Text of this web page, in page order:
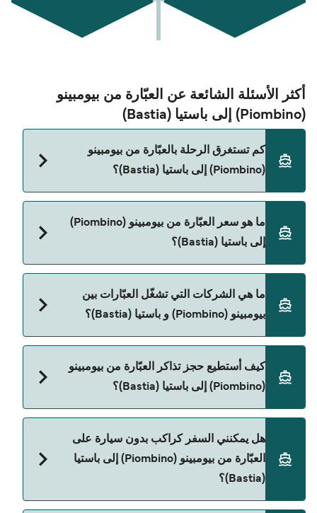
أكثر الأسئلة الشائعة عن العبّارة من بيومبينو
(Piombino) إلى باستيا (Bastia)
كم تستغرق الرحلة بالعبّارة من بيومبينو
(Piombino) إلى باستيا (Bastia)؟
(Bastia) تقريباً 4 ساعات 5 دقائق. مدة الإبحار ممكن
تختلف حسب الموسم والشركة، لذلك ننصحك بمراجعة
الأوقات المباشرة باستخدام Direct Ferries Deal
ما هو سعر العبّارة من بيومبينو (Piombino)
إلى باستيا (Bastia)؟
يختلف حسب الموسم. متوسط سعر الرحلة هو 1٬172٫35
ما هي الشركات التي تشغّل العبّارات بين
بيومبينو (Piombino) و باستيا (Bastia)؟
بيومبينو (Piombino) إلى باستيا (Bastia).
كيف أستطيع حجز تذاكر العبّارة من بيومبينو
(Piombino) إلى باستيا (Bastia)؟
صفحة العروض لمعرفة أحدث التخفيضات.
هل يمكنني السفر كراكب بدون سيارة على
العبّارة من بيومبينو (Piombino) إلى باستيا
(Bastia)؟